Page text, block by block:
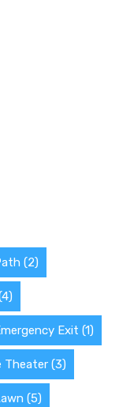
(2)
Exit (1)
Theater (3)
(5)